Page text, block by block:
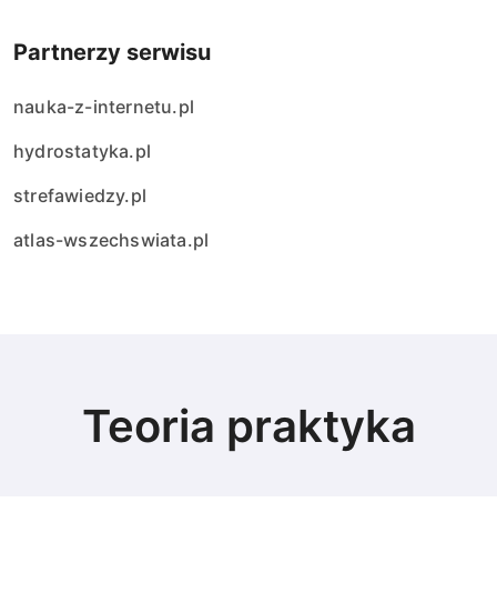
Partnerzy serwisu
nauka-z-internetu.pl
hydrostatyka.pl
strefawiedzy.pl
atlas-wszechswiata.pl
Teoria praktyka